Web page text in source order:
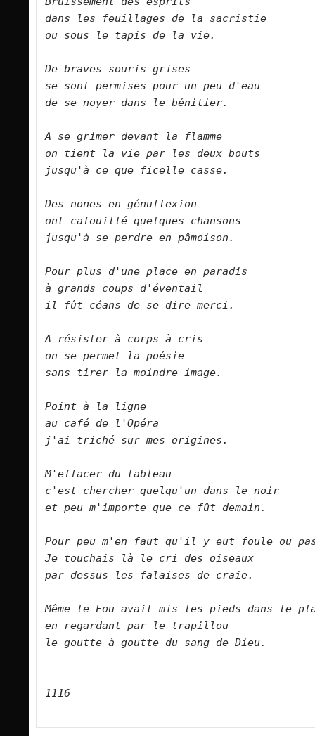
dans les feuillages de la sacristie
ou sous le tapis de la vie.
De braves souris grises
se sont permises pour un peu d'eau
de se noyer dans le bénitier.
A se grimer devant la flamme
on tient la vie par les deux bouts
jusqu'à ce que ficelle casse.
Des nones en génuflexion
ont cafouillé quelques chansons
jusqu'à se perdre en pâmoison.
Pour plus d'une place en paradis
à grands coups d'éventail
il fût céans de se dire merci.
A résister à corps à cris
on se permet la poésie
sans tirer la moindre image.
Point à la ligne
au café de l'Opéra
j'ai triché sur mes origines.
M'effacer du tableau
c'est chercher quelqu'un dans le noir
et peu m'importe que ce fût demain.
Pour peu m'en faut qu'il y eut foule ou
Je touchais là le cri des oiseaux
par dessus les falaises de craie.
Même le Fou avait mis les pieds dans le
en regardant par le trapillou
le goutte à goutte du sang de Dieu.
1116